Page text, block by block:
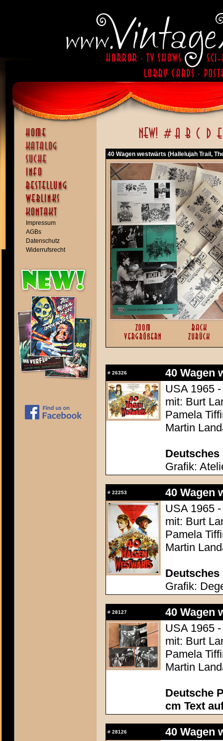
Impressum
AGBs
Datenschutz
Widerrufsrecht
40 Wagen westwärts (Hallelujah Trail,
# 26326
40 Wagen
USA 1965
mit: Burt
Pamela
Martin
Deutsches
Grafik:
# 22253
40 Wagen
USA 1965
mit: Burt
Pamela
Martin
Deutsches
Grafik:
# 28127
40 Wagen
USA 1965
mit: Burt
Pamela
Martin
Deutsche
cm Text
# 28126
40 Wagen